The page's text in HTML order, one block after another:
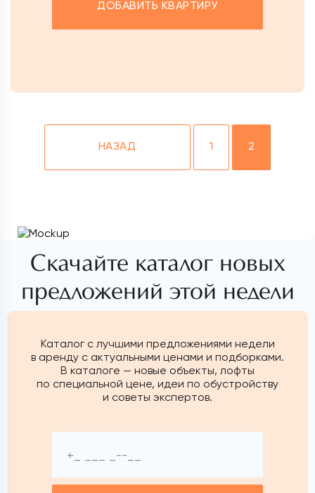
ДОБАВИТЬ КВАРТИРУ
НАЗАД 1 2
Скачайте каталог новых
предложений этой недели
Каталог с лучшими предложениями недели
в аренду с актуальными ценами и подборками.
В каталоге — новые объекты, лофты
по специальной цене, идеи по обустройству
и советы экспертов.